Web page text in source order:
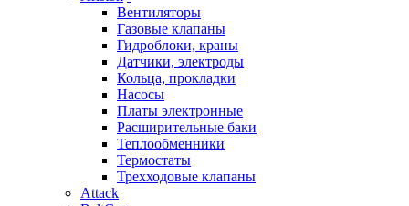
Вентиляторы
Газовые клапаны
Гидроблоки, краны
Датчики, электроды
Кольца, прокладки
Насосы
Платы электронные
Расширительные баки
Теплообменники
Термостаты
Трехходовые клапаны
Attack